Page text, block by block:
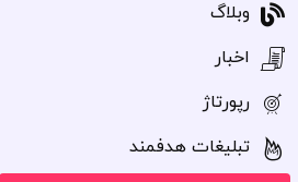
وبلاگ
اخبار
رپورتاژ
تبلیغات هدفمند